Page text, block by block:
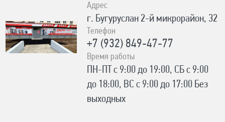
Адрес
г. Бугуруслан 2-й микрорайон, 32
Телефон
+7 (932) 849-47-77
Время работы
ПН-ПТ с 9:00 до 19:00, СБ с 9:00
до 18:00, ВС с 9:00 до 17:00 Без
выходных